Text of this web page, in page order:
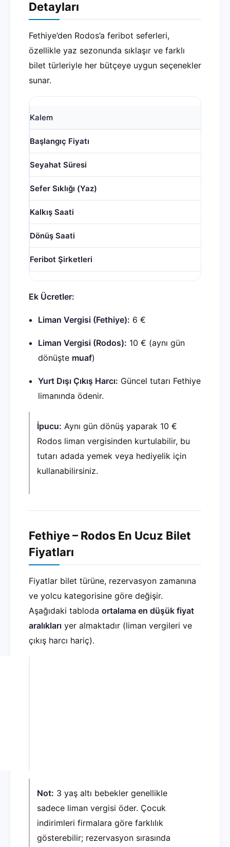
Detayları
Fethiye’den Rodos’a feribot seferleri,
özellikle yaz sezonunda sıklaşır ve farklı
bilet türleriyle her bütçeye uygun seçenekler
sunar.
Kalem
Başlangıç Fiyatı
Seyahat Süresi
Sefer Sıklığı (Yaz)
Kalkış Saati
Dönüş Saati
Feribot Şirketleri
Ek Ücretler:
Liman Vergisi (Fethiye): 6 €
Liman Vergisi (Rodos): 10 € (aynı gün
dönüşte muaf)
Yurt Dışı Çıkış Harcı: Güncel tutarı Fethiye
limanında ödenir.
İpucu: Aynı gün dönüş yaparak 10 €
Rodos liman vergisinden kurtulabilir, bu
tutarı adada yemek veya hediyelik için
kullanabilirsiniz.
Fethiye – Rodos En Ucuz Bilet
Fiyatları
Fiyatlar bilet türüne, rezervasyon zamanına
ve yolcu kategorisine göre değişir.
Aşağıdaki tabloda ortalama en düşük fiyat
aralıkları yer almaktadır (liman vergileri ve
çıkış harcı hariç).
Not: 3 yaş altı bebekler genellikle
sadece liman vergisi öder. Çocuk
indirimleri firmalara göre farklılık
gösterebilir; rezervasyon sırasında